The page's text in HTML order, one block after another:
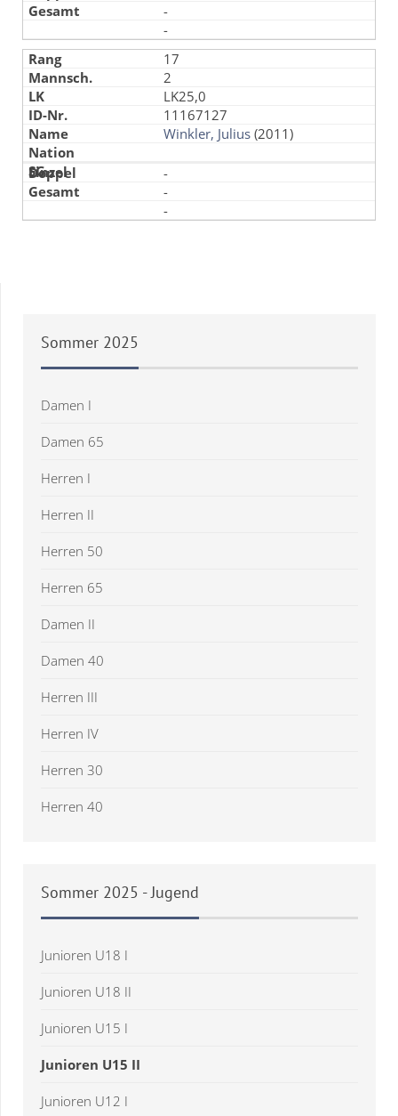
-
-
17
2
LK25,0
11167127
Winkler, Julius (2011)
-
-
-
Sommer 2025
Damen I
Damen 65
Herren I
Herren II
Herren 50
Herren 65
Damen II
Damen 40
Herren III
Herren IV
Herren 30
Herren 40
Sommer 2025 - Jugend
Junioren U18 I
Junioren U18 II
Junioren U15 I
Junioren U15 II
Junioren U12 I